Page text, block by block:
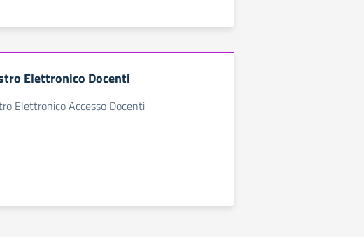
Elettronico Docenti
Elettronico Accesso Docenti